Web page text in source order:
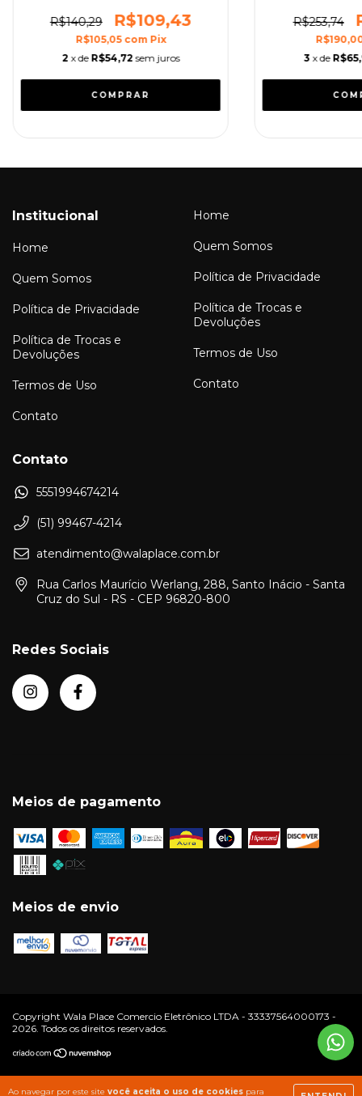
Ao navegar por este site você aceita o uso de cookies para
R$140,29 R$109,43
R$105,05 com Pix
2 x de R$54,72 sem juros
R$253,74
3 x de
Institucional
Home
Quem Somos
Política de Privacidade
Política de Trocas e
Devoluções
Termos de Uso
Contato
Home
Quem Somos
Política de Privacidade
Política de Trocas e
Devoluções
Termos de Uso
Contato
Contato
5551994674214
(51) 99467-4214
atendimento@walaplace.com.br
Rua Carlos Maurício Werlang, 288, Santo Inácio - Santa
Cruz do Sul - RS - CEP 96820-800
Redes Sociais
Meios de pagamento
Meios de envio
Copyright Wala Place Comercio Eletrônico LTDA - 33337564000173 -
2026. Todos os direitos reservados.